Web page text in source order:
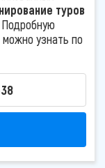
туров
узнать по